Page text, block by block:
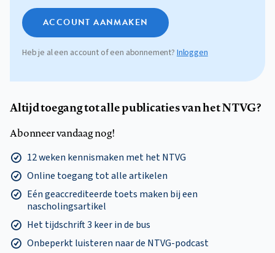
ACCOUNT AANMAKEN
Heb je al een account of een abonnement? Inloggen
Altijd toegang tot alle publicaties van het NTVG?
Abonneer vandaag nog!
12 weken kennismaken met het NTVG
Online toegang tot alle artikelen
Eén geaccrediteerde toets maken bij een
nascholingsartikel
Het tijdschrift 3 keer in de bus
Onbeperkt luisteren naar de NTVG-podcast